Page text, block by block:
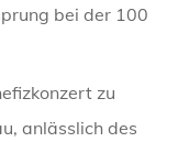
bei der 100
zu
anlässlich des